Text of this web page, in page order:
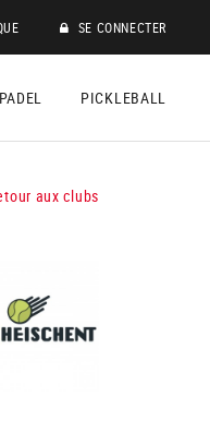
SE CONNECTER
PADEL PICKLEBALL
aux clubs